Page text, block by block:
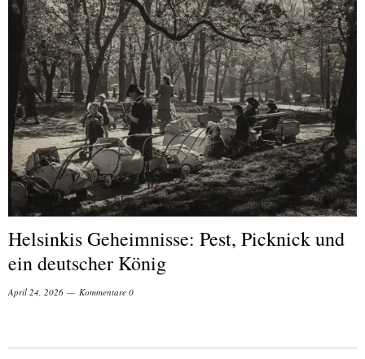
Helsinkis Geheimnisse: Pest, Picknick und
ein deutscher König
April 24, 2026 Kommentare 0